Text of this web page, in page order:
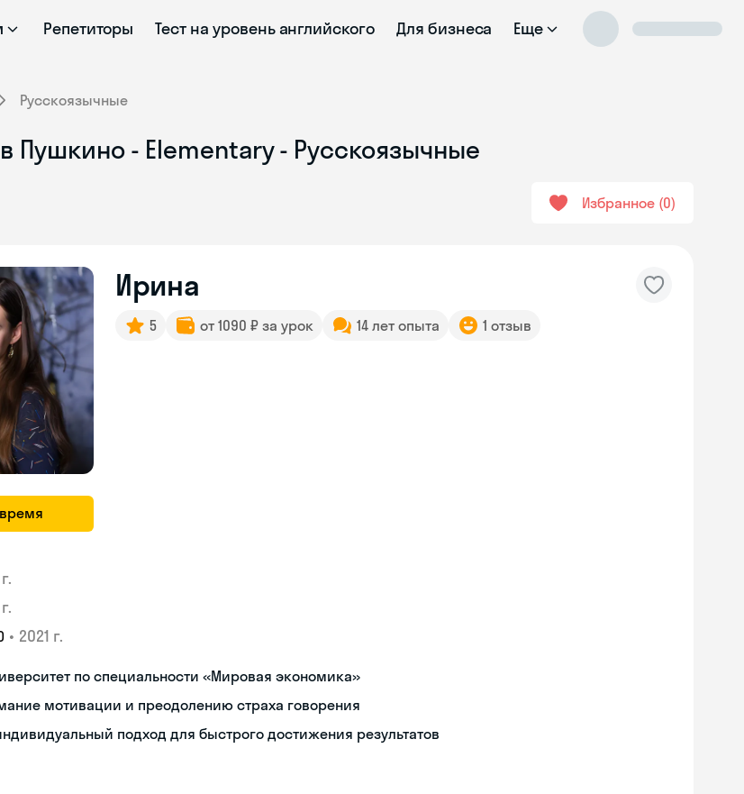
Репетиторы Тест на уровень английского Для бизнеса Еще
Русскоязычные
Пушкино - Elementary - Русскоязычные
Избранное 0
Ирина
5 от 1090 ₽ за урок 14 лет опыта 1 отзыв
• 2021 г.
по специальности «Мировая экономика»
мотивации и преодолению страха говорения
подход для быстрого достижения результатов